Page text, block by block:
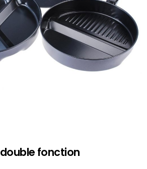
fonction